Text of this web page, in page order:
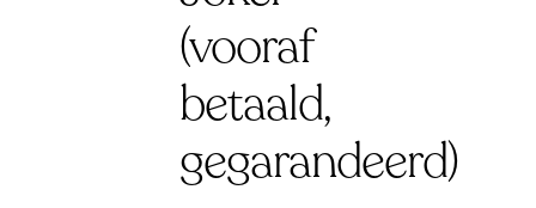
(vooraf
betaald,
gegarandeerd)